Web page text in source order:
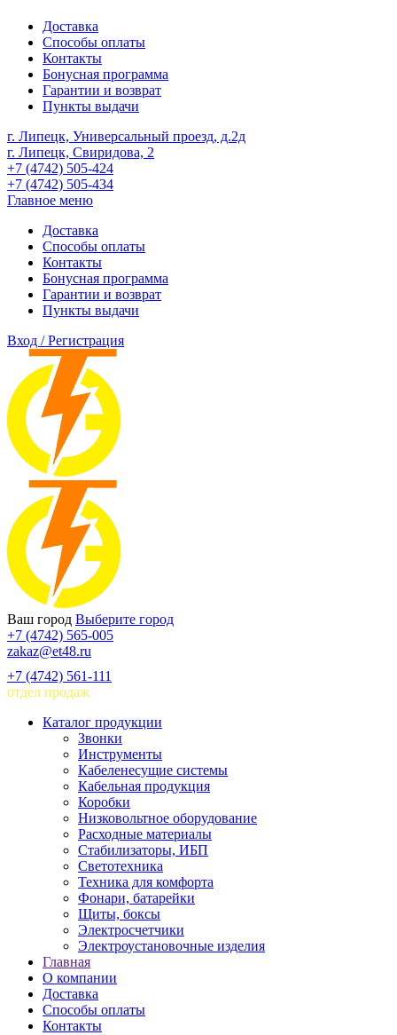
Доставка
Способы оплаты
Контакты
Бонусная программа
Гарантии и возврат
Пункты выдачи
г. Липецк, Универсальный проезд, д.2д
г. Липецк, Свиридова, 2
+7 (4742) 505-424
+7 (4742) 505-434
Главное меню
Доставка
Способы оплаты
Контакты
Бонусная программа
Гарантии и возврат
Пункты выдачи
Вход / Регистрация
Ваш город Выберите город
+7 (4742) 565-005
zakaz@et48.ru
+7 (4742) 561-111
отдел продаж
Каталог продукции
Звонки
Инструменты
Кабеленесущие системы
Кабельная продукция
Коробки
Низковольтное оборудование
Расходные материалы
Стабилизаторы, ИБП
Светотехника
Техника для комфорта
Фонари, батарейки
Щиты, боксы
Электросчетчики
Электроустановочные изделия
Главная
О компании
Доставка
Способы оплаты
Контакты